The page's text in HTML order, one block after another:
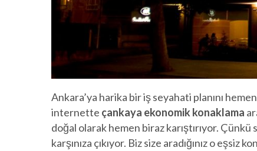
Ankara’ya harika bir iş seyahati planını
internette çankaya ekonomik konaklama
doğal olarak hemen biraz karıştırıyor.
karşınıza çıkıyor. Biz size aradığınız o